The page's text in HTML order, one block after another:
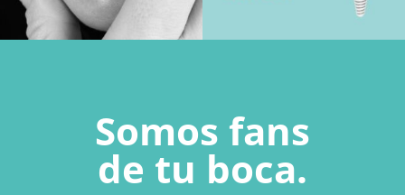
Somos fans
de tu boca.